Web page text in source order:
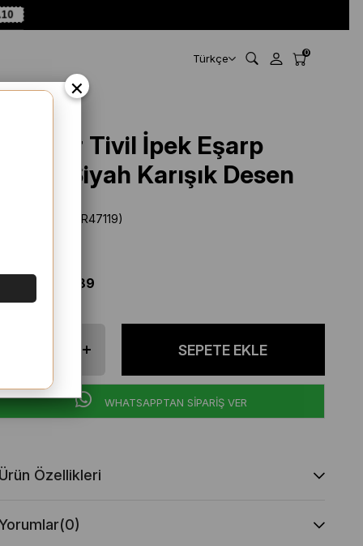
Türkçe 0
Tivil İpek Eşarp
Siyah Karışık Desen
(SYR47119)
$ 38.89
WHATSAPPTAN SİPARİŞ VER
Özellikleri
(0)
×